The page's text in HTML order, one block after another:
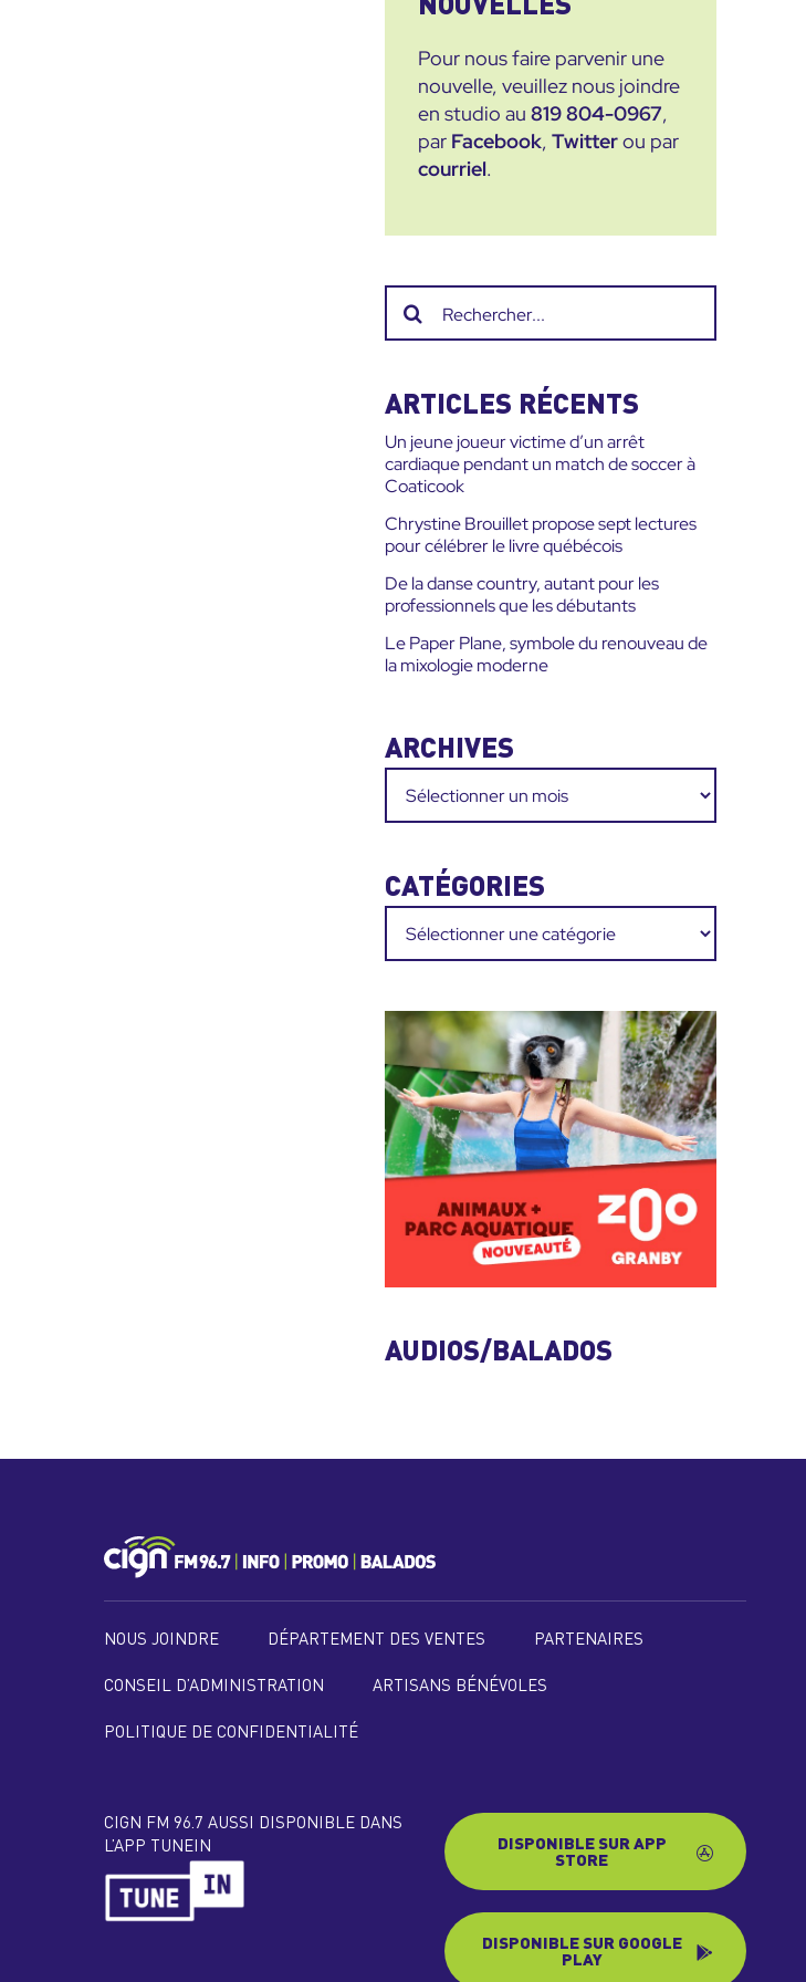
NOUVELLES
Pour nous faire parvenir une
nouvelle, veuillez nous joindre
en studio au819 804-0967,
par Facebook,Twitterou par
courriel.
Recherche
sur
site
ARTICLES RÉCENTS
Un jeune joueur victime d’un arrêt
cardiaque pendant un match de soccer à
Coaticook
Chrystine Brouillet propose sept lectures
pour célébrer le livre québécois
De la danse country, autant pour les
professionnels que les débutants
Le Paper Plane, symbole du renouveau de
la mixologie moderne
ARCHIVES
Archives
CATÉGORIES
Catégories
AUDIOS/BALADOS
NOUS JOINDRE DÉPARTEMENT DES VENTES PARTENAIRES
CONSEIL D’ADMINISTRATION ARTISANS BÉNÉVOLES
POLITIQUE DE CONFIDENTIALITÉ
CIGN FM 96.7 AUSSI DISPONIBLE DANS
L’APP TUNEIN
DISPONIBLE SUR APP
STORE
DISPONIBLE SUR GOOGLE
PLAY